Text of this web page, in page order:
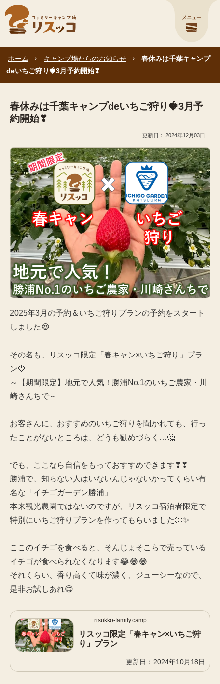
メニュー
ホーム キャンプ場からのお知らせ
春休みは千葉キャンプ
deいちご狩り🍓3月予約開始❣
春休みは千葉キャンプdeいちご狩り🍓3月予
約開始❣
2024年12月03日
2025年3月の予約＆いちご狩りプランの予約をスタート
しました😍
その名も、リスッコ限定「春キャン×いちご狩り」プラ
ン🍓
～【期間限定】地元で人気！勝浦No.1のいちご農家・川
崎さんちで～
お客さんに、おすすめのいちご狩りを聞かれても、行っ
たことがないところは、どうも勧めづらく…🤔
でも、ここなら自信をもっておすすめできます❣❣
勝浦で、知らない人はいないんじゃないかってくらい有
名な「イチゴガーデン勝浦」
本来観光農園ではないのですが、リスッコ宿泊者限定で
特別にいちご狩りプランを作ってもらいました👏✨️
ここのイチゴを食べると、そんじょそこらで売っている
イチゴが食べられなくなります😂😂😂
それくらい、香り高くて味が濃く、ジューシーなので、
是非お試しあれ😋
リスッコ限定「春キャン×いちご狩
り」プラン
risukko-family.camp
2024年10月18日